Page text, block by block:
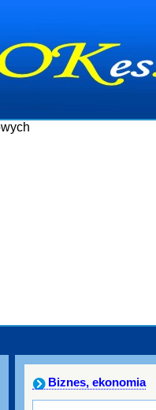
Biznes, ekonomia